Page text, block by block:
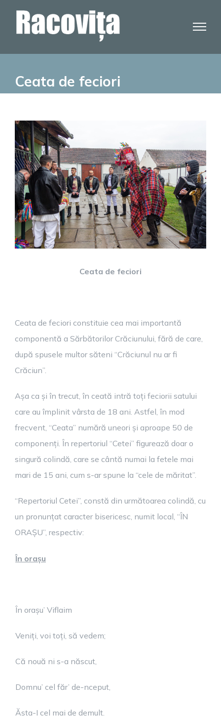
Ceata de feciori
Ceata de feciori
Ceata de feciori constituie cea mai importantă
componentă a Sărbătorilor Crăciunului, fără de care,
după spusele multor săteni “Crăciunul nu ar fi
Crăciun”.
Așa ca și în trecut, în ceată intră toți feciorii satului
care au împlinit vârsta de 18 ani. Astfel, în mod
frecvent, “Ceata” numără uneori și aproape 50 de
componenți. În repertoriul “Cetei” figurează doar o
singură colindă, care se cântă numai la fetele mai
mari de 15 ani, cum s-ar spune la “cele de măritat”.
“Repertoriul Cetei”, constă din următoarea colindă, cu
un pronunțat caracter bisericesc, numit local, “ÎN
ORAȘU”, respectiv:
În orașu
În orașu’ Viflaim
Veniți, voi toți, să vedem;
Că nouă ni s-a născut,
Domnu’ cel făr’ de-nceput,
Ăsta-I cel mai de demult.